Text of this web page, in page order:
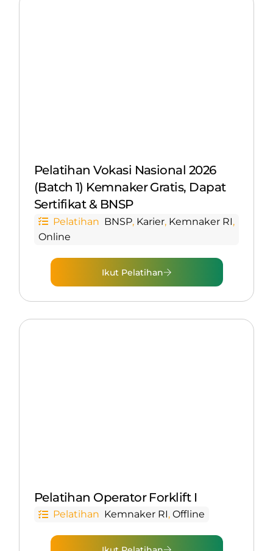
Pelatihan Vokasi Nasional 2026
(Batch 1) Kemnaker Gratis, Dapat
Sertifikat & BNSP
Pelatihan BNSP, Karier, Kemnaker RI,
Online
Ikut Pelatihan
Pelatihan Operator Forklift I
Pelatihan Kemnaker RI, Offline